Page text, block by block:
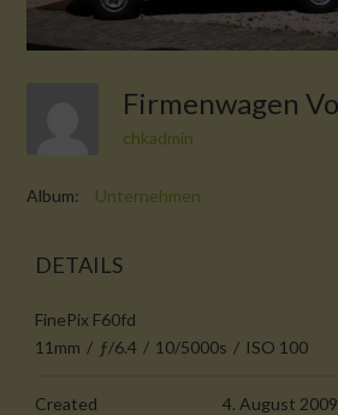
chkadmin
Album: Unternehmen
DETAILS
FinePix F60fd
11mm / ƒ/6.4 / 10/5000s / ISO 100
Created
4. August 2009